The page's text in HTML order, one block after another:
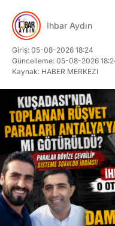
İhbar Aydın
Giriş: 05-08-2026 18:24
Güncelleme: 05-08-2026
Kaynak: HABER MERKEZI